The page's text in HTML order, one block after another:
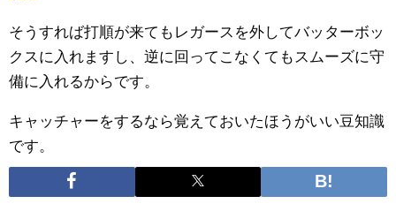
そうすれば打順が来てもレガースを外してバッターボッ
クスに入れますし、逆に回ってこなくてもスムーズに守
備に入れるからです。
キャッチャーをするなら覚えておいたほうがいい豆知識
です。